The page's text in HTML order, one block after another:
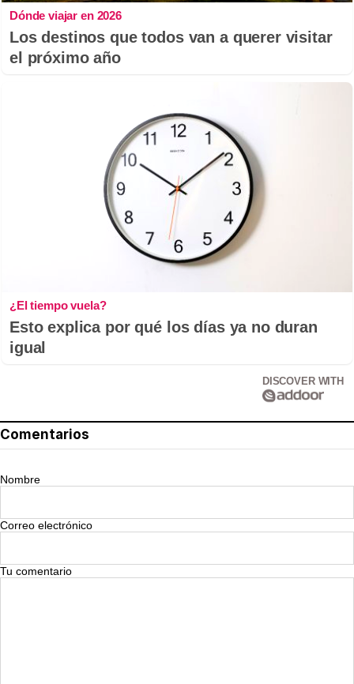
Dónde viajar en 2026
Los destinos que todos van a querer visitar
el próximo año
¿El tiempo vuela?
Esto explica por qué los días ya no duran
igual
DISCOVER WITH
Comentarios
Nombre
Correo electrónico
Tu comentario